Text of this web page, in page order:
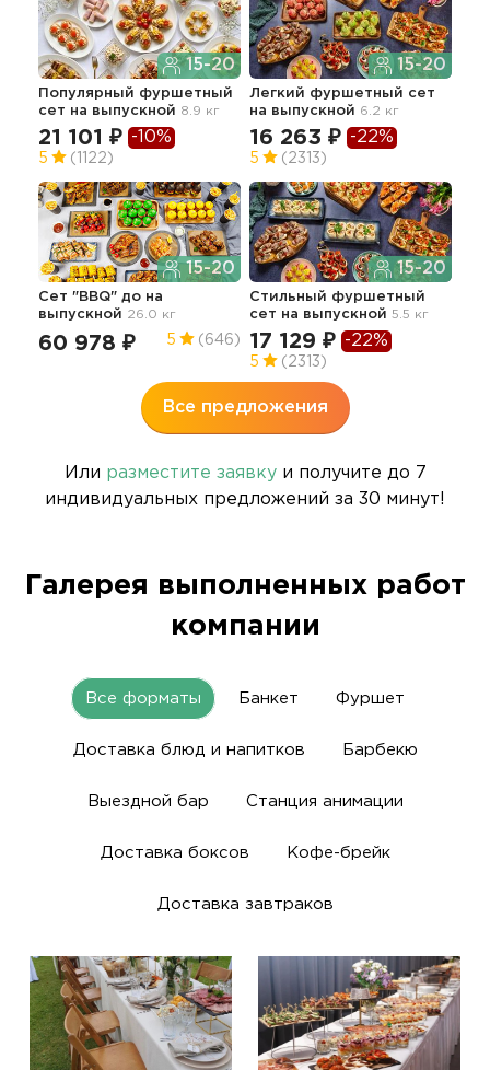
15-20
Популярный фуршетный
сет на выпускной 8.9 кг
21 101 ₽ -10%
5 (1122)
15-20
Легкий фуршетный сет
на выпускной 6.2 кг
16 263 ₽ -22%
5 (2313)
15-20
Сет "BBQ" до на
выпускной 26.0 кг
60 978 ₽ 5 (646)
15-20
Стильный фуршетный
сет на выпускной 5.5 кг
17 129 ₽ -22%
5 (2313)
Все предложения
Или разместите заявкуи получите до 7
индивидуальных предложений за 30 минут!
Галерея выполненных работ
компании
Все форматы Банкет Фуршет
Доставка блюд и напитков Барбекю
Выездной бар Станция анимации
Доставка боксов Кофе-брейк
Доставка завтраков